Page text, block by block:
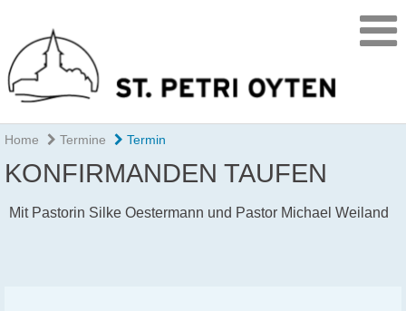
Home Termine Termin
KONFIRMANDEN TAUFEN
Mit Pastorin Silke Oestermann und Pastor Michael Weiland